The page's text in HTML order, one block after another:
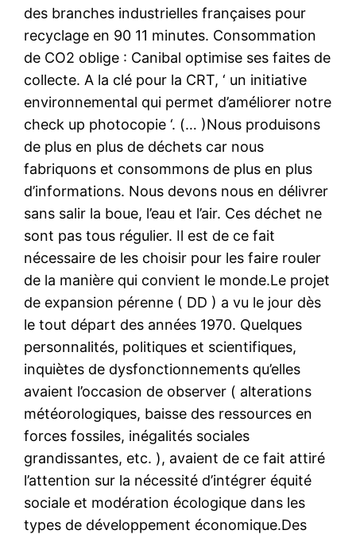
des branches industrielles françaises pour
recyclage en 90 11 minutes. Consommation
de CO2 oblige : Canibal optimise ses faites de
collecte. A la clé pour la CRT, ‘ un initiative
environnemental qui permet d’améliorer notre
check up photocopie ‘. (… )Nous produisons
de plus en plus de déchets car nous
fabriquons et consommons de plus en plus
d’informations. Nous devons nous en délivrer
sans salir la boue, l’eau et l’air. Ces déchet ne
sont pas tous régulier. Il est de ce fait
nécessaire de les choisir pour les faire rouler
de la manière qui convient le monde.Le projet
de expansion pérenne ( DD ) a vu le jour dès
le tout départ des années 1970. Quelques
personnalités, politiques et scientifiques,
inquiètes de dysfonctionnements qu’elles
avaient l’occasion de observer ( alterations
météorologiques, baisse des ressources en
forces fossiles, inégalités sociales
grandissantes, etc. ), avaient de ce fait attiré
l’attention sur la nécessité d’intégrer équité
sociale et modération écologique dans les
types de développement économique.Des